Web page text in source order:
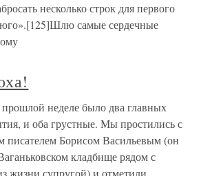
несколько строк для первого
самые сердечные
неделе было два главных
и оба грустные. Мы простились с
писателем Борисом Васильевым (он
кладбище рядом с